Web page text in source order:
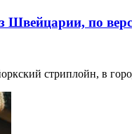
по
стриплойн, в